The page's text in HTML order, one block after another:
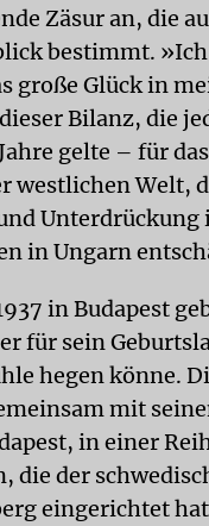
Zäsur an, die
bestimmt.
große Glück in
Bilanz, die
gelte – für
westlichen Welt,
Unterdrückung
in Ungarn
in Budapest
für sein
hegen könne.
mit
in einer
die der
eingerichtet